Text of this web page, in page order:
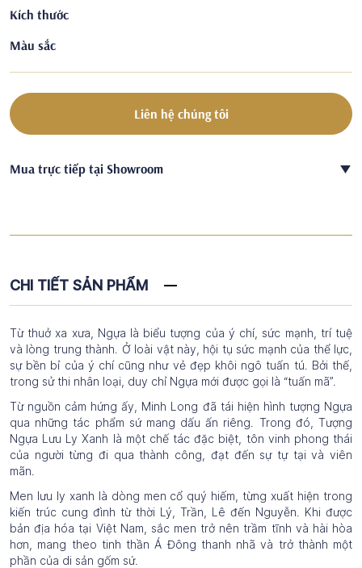
Kích thước
Màu sắc
Liên hệ chúng tôi
Mua trực tiếp tại Showroom
CHI TIẾT SẢN PHẨM
Từ thuở xa xưa, Ngựa là biểu tượng của ý chí, sức mạnh, trí tuệ
và lòng trung thành. Ở loài vật này, hội tụ sức mạnh của thể lực,
sự bền bỉ của ý chí cũng như vẻ đẹp khôi ngô tuấn tú. Bởi thế,
trong sử thi nhân loại, duy chỉ Ngựa mới được gọi là “tuấn mã”.
Từ nguồn cảm hứng ấy, Minh Long đã tái hiện hình tượng Ngựa
qua những tác phẩm sứ mang dấu ấn riêng. Trong đó, Tượng
Ngựa Lưu Ly Xanh là một chế tác đặc biệt, tôn vinh phong thái
của người từng đi qua thành công, đạt đến sự tự tại và viên
mãn.
Men lưu ly xanh là dòng men cổ quý hiếm, từng xuất hiện trong
kiến trúc cung đình từ thời Lý, Trần, Lê đến Nguyễn. Khi được
bản địa hóa tại Việt Nam, sắc men trở nên trầm tĩnh và hài hòa
hơn, mang theo tinh thần Á Đông thanh nhã và trở thành một
phần của di sản gốm sứ.